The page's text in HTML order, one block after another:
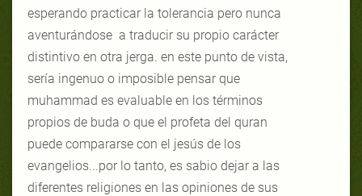
esperando practicar la tolerancia pero nunca
aventurándose a traducir su propio carácter
distintivo en otra jerga. en este punto de vista,
sería ingenuo o imposible pensar que
muhammad es evaluable en los términos
propios de buda o que el profeta del quran
puede compararse con el jesús de los
evangelios...por lo tanto, es sabio dejar a las
diferentes religiones en las opiniones de sus